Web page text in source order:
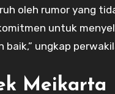
oleh rumor yang
untuk
baik,” ungkap
Meikarta